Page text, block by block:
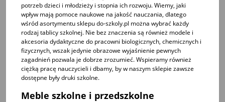
potrzeb dzieci i młodzieży i stopnia ich rozwoju. Wiemy, jaki
wpływ mają pomoce naukowe na jakość nauczania, dlatego
wśród asortymentu sklepu do-szkoly.pl można wybrać każdy
rodzaj tablicy szkolnej. Nie bez znaczenia są również modele i
akcesoria dydaktyczne do pracowni biologicznych, chemicznych i
fizycznych, wszak jedynie obrazowe wyjaśnienie pewnych
zagadnień pozwala je dobrze zrozumieć. Wspieramy również
ciężką pracę nauczycieli i dbamy, by w naszym sklepie zawsze
dostępne byłydruki szkolne.
Meble szkolne i przedszkolne